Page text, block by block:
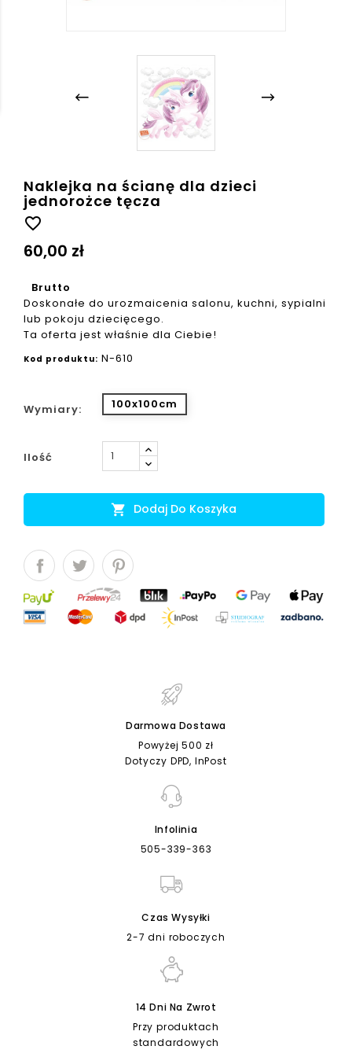
Naklejka na ścianę dla dzieci
jednorożce tęcza
favorite_border
60,00 zł
Brutto
Doskonałe do urozmaicenia salonu, kuchni, sypialni
lub pokoju dziecięcego.
Ta oferta jest właśnie dla Ciebie!
Kod produktu: N-610
Wymiary: 100x100cm
Ilość
 Dodaj Do Koszyka
Darmowa Dostawa
Powyżej 500 zł
Dotyczy DPD, InPost
Infolinia
505-339-363
Czas Wysyłki
2-7 dni roboczych
14 Dni Na Zwrot
Przy produktach
standardowych